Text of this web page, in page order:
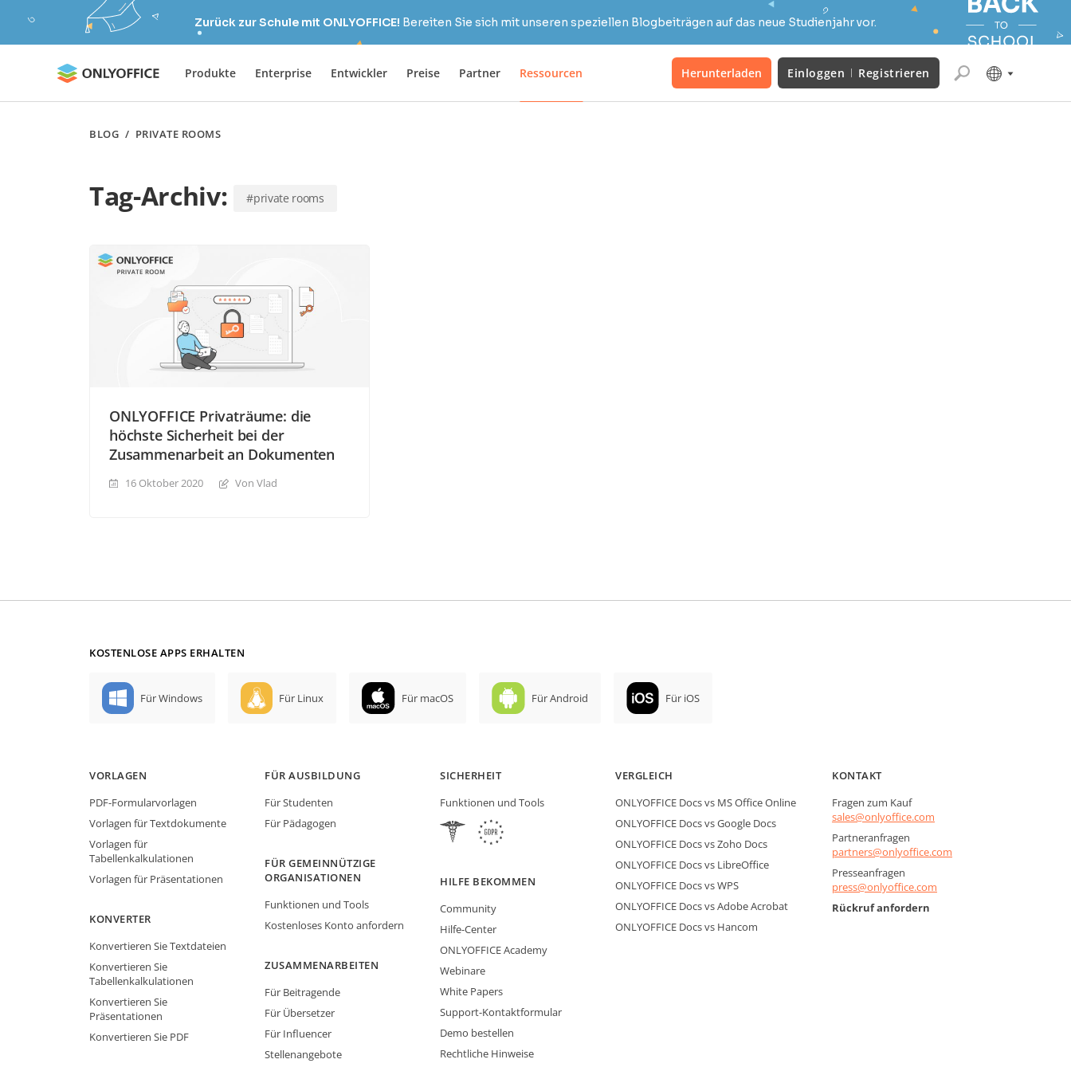
Zurück zur Schule mit ONLYOFFICE! Bereiten Sie sich mit unseren speziellen Blogbeiträgen auf das neue Studienjahr vor.
Produkte Enterprise Entwickler Preise Partner Ressourcen Herunterladen Einloggen Registrieren
BLOG / PRIVATE ROOMS
Tag-Archiv: #private rooms
ONLYOFFICE Privaträume: die
höchste Sicherheit bei der
Zusammenarbeit an Dokumenten
16 Oktober 2020 Von Vlad
KOSTENLOSE APPS ERHALTEN
Für Windows Für Linux Für macOS Für Android Für iOS
VORLAGEN
PDF-Formularvorlagen
Vorlagen für Textdokumente
Vorlagen für
Tabellenkalkulationen
Vorlagen für Präsentationen
KONVERTER
Konvertieren Sie Textdateien
Konvertieren Sie
Tabellenkalkulationen
Konvertieren Sie
Präsentationen
Konvertieren Sie PDF
FÜR AUSBILDUNG
Für Studenten
Für Pädagogen
FÜR GEMEINNÜTZIGE
ORGANISATIONEN
Funktionen und Tools
Kostenloses Konto anfordern
ZUSAMMENARBEITEN
Für Beitragende
Für Übersetzer
Für Influencer
Stellenangebote
SICHERHEIT
Funktionen und Tools
HILFE BEKOMMEN
Community
Hilfe-Center
ONLYOFFICE Academy
Webinare
White Papers
Support-Kontaktformular
Demo bestellen
Rechtliche Hinweise
VERGLEICH
ONLYOFFICE Docs vs MS Office Online
ONLYOFFICE Docs vs Google Docs
ONLYOFFICE Docs vs Zoho Docs
ONLYOFFICE Docs vs LibreOffice
ONLYOFFICE Docs vs WPS
ONLYOFFICE Docs vs Adobe Acrobat
ONLYOFFICE Docs vs Hancom
KONTAKT
Fragen zum Kauf
sales@onlyoffice.com
Partneranfragen
partners@onlyoffice.com
Presseanfragen
press@onlyoffice.com
Rückruf anfordern